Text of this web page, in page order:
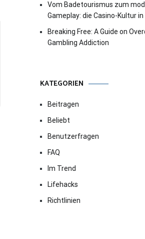
Vom Badetourismus zum
Gameplay: die Casino-Kultur
Breaking Free: A Guide on
Gambling Addiction
KATEGORIEN
Beitragen
Beliebt
Benutzerfragen
FAQ
Im Trend
Lifehacks
Richtlinien